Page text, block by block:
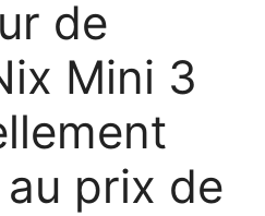
de
Mini 3
prix de